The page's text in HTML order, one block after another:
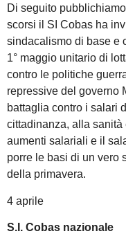
Di seguito
scorsi il SI Cobas ha
sindacalismo di base e
1° maggio unitario di
contro le politiche
repressive del governo
battaglia contro i salari
cittadinanza, alla
aumenti salariali e il
porre le basi di un vero
della primavera.
4 aprile
S.I. Cobas nazionale